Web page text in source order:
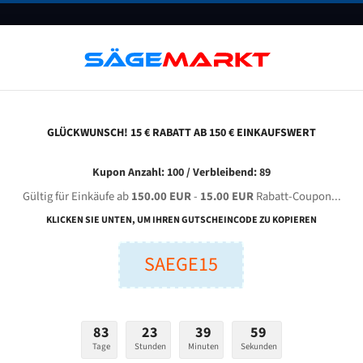
FAQ GUTSCHEINE BLOG KONTAKT
SAW V100 LM-2 für 4340 mm Bi-Metall
Breite (mm):
GLÜCKWUNSCH! 15 € RABATT AB 150 € EINKAUFSWERT
Kupon Anzahl: 100 / Verbleibend: 89
Gültig für Einkäufe ab150.00 EUR- 15.00 EURRabatt-Coupon...
KLICKEN SIE UNTEN, UM IHREN GUTSCHEINCODE ZU KOPIEREN
SAEGE15
83
Tage
23
Stunden
39
Minuten
58
Sekunden